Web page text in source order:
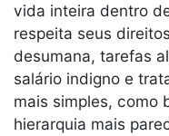
vida inteira dentro
respeita seus
desumana, tarefas
salário indigno e
mais simples, como
hierarquia mais